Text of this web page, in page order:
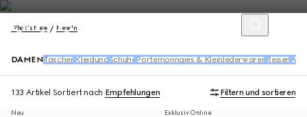
What's New New In
DAMEN Taschen Kleidung SchuhePortemonnaies & Kleinlederwaren Reisen
133 Artikel Sortiert nach Empfehlungen Filtern und sortieren
Neu Exklusiv Online